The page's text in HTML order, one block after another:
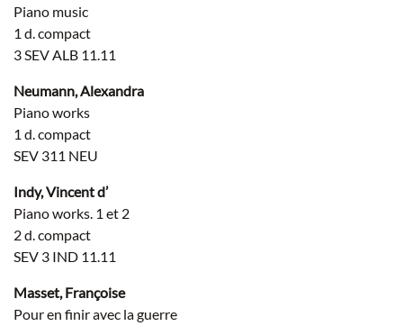
Piano music
1 d. compact
3 SEV ALB 11.11
Neumann, Alexandra
Piano works
1 d. compact
SEV 311 NEU
Indy, Vincent d’
Piano works. 1 et 2
2 d. compact
SEV 3 IND 11.11
Masset, Françoise
Pour en finir avec la guerre